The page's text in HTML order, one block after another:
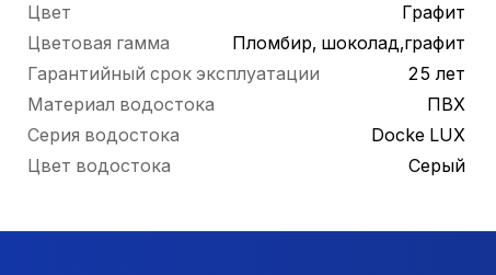
Цвет
Графит
Цветовая гамма
Пломбир, шоколад,графит
Гарантийный срок эксплуатации
25 лет
Материал водостока
ПВХ
Серия водостока
Docke LUX
Цвет водостока
Серый